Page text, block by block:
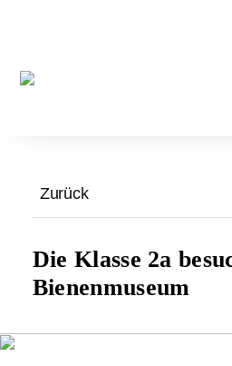
Zurück
Die Klasse 2a
Bienenmuseum